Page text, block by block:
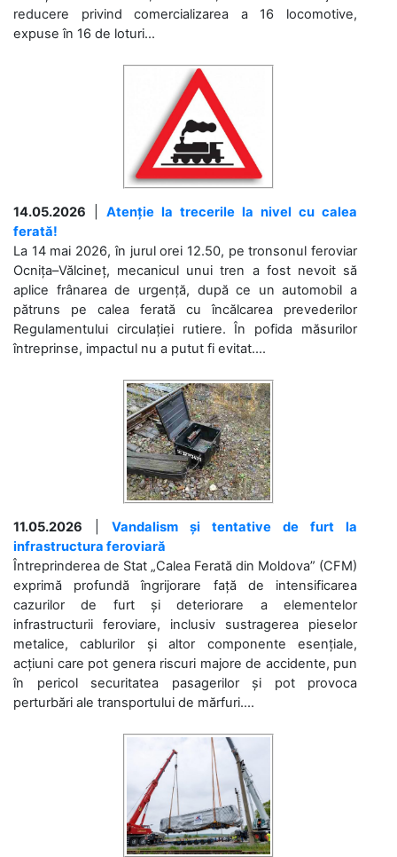
reducere privind comercializarea a 16 locomotive,
expuse în 16 de loturi...
14.05.2026
Atenție la trecerile la nivel cu calea
ferată!
La 14 mai 2026, în jurul orei 12.50, pe tronsonul feroviar
Ocnița–Vălcineț, mecanicul unui tren a fost nevoit să
aplice frânarea de urgență, după ce un automobil a
pătruns pe calea ferată cu încălcarea prevederilor
Regulamentului circulației rutiere. În pofida măsurilor
întreprinse, impactul nu a putut fi evitat....
11.05.2026
Vandalism și tentative de furt la
infrastructura feroviară
Întreprinderea de Stat „Calea Ferată din Moldova” (CFM)
exprimă profundă îngrijorare față de intensificarea
cazurilor de furt și deteriorare a elementelor
infrastructurii feroviare, inclusiv sustragerea pieselor
metalice, cablurilor și altor componente esențiale,
acțiuni care pot genera riscuri majore de accidente, pun
în pericol securitatea pasagerilor și pot provoca
perturbări ale transportului de mărfuri....